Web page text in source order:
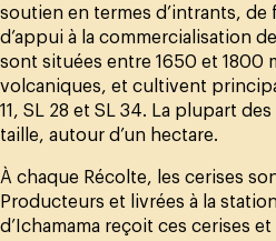
soutien en termes d’intrants,
d’appui à la commercialisation
sont situées entre 1650 et 1800
volcaniques, et cultivent
11, SL 28 et SL 34. La plupart
taille, autour d’un hectare.
À chaque Récolte, les cerises
Producteurs et livrées à la
d’Ichamama reçoit ces cerises